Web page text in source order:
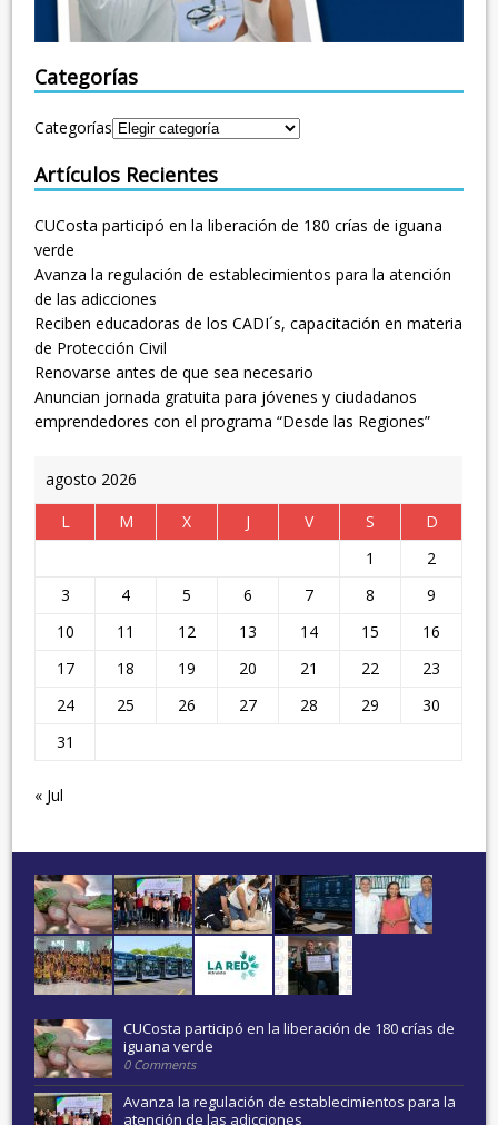
Categorías
Categorías
Artículos Recientes
CUCosta participó en la liberación de 180 crías de iguana
verde
Avanza la regulación de establecimientos para la atención
de las adicciones
Reciben educadoras de los CADI´s, capacitación en materia
de Protección Civil
Renovarse antes de que sea necesario
Anuncian jornada gratuita para jóvenes y ciudadanos
emprendedores con el programa “Desde las Regiones”
agosto 2026
L
M X J V S
D
1
2
3
4 5 6 7 8
9
10
11 12 13 14 15
16
17
18 19 20 21 22
23
24
25 26 27 28 29
30
31
« Jul
CUCosta participó en la liberación de 180 crías de
iguana verde
0 Comments
Avanza la regulación de establecimientos para la
atención de las adicciones